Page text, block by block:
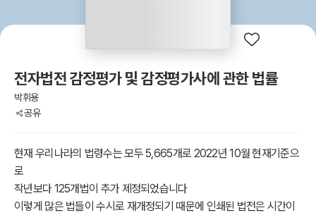
전자법전 감정평가 및 감정평가사에 관한 법률
박휘용
공유
현재 우리나라의 법령수는 모두 5,665개로 2022년 10월 현재기준으
로
작년보다 125개법이 추가 제정되었습니다
이렇게 많은 법들이 수시로 재개정되기 때문에 인쇄된 법전은 시간이